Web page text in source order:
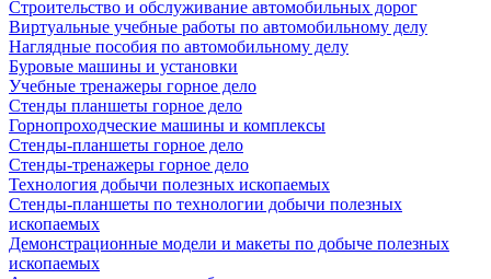
Строительство и обслуживание автомобильных дорог
Виртуальные учебные работы по автомобильному делу
Наглядные пособия по автомобильному делу
Буровые машины и установки
Учебные тренажеры горное дело
Стенды планшеты горное дело
Горнопроходческие машины и комплексы
Стенды-планшеты горное дело
Стенды-тренажеры горное дело
Технология добычи полезных ископаемых
Стенды-планшеты по технологии добычи полезных
ископаемых
Демонстрационные модели и макеты по добыче полезных
ископаемых